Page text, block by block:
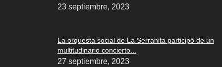
23 septiembre, 2023
La orquesta social de La Serranita participó de un
multitudinario concierto...
27 septiembre, 2023